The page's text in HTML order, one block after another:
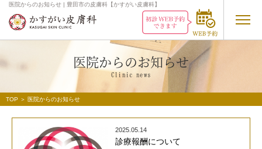
医院からのお知らせ | 豊田市の皮膚科【かすがい皮膚科】
医院からのお知らせ
Clinic news
TOP ＞ 医院からのお知らせ
2025.05.14
診療報酬について